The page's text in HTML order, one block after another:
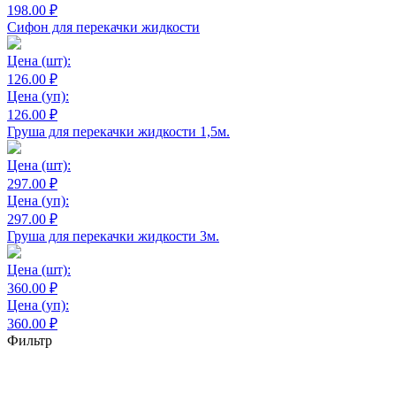
198.00 ₽
Сифон для перекачки жидкости
Цена (шт):
126.00 ₽
Цена (уп):
126.00 ₽
Груша для перекачки жидкости 1,5м.
Цена (шт):
297.00 ₽
Цена (уп):
297.00 ₽
Груша для перекачки жидкости 3м.
Цена (шт):
360.00 ₽
Цена (уп):
360.00 ₽
Фильтр